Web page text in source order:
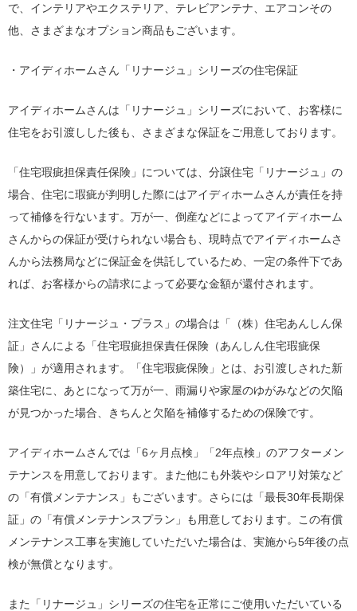
で、インテリアやエクステリア、テレビアンテナ、エアコンその
他、さまざまなオプション商品もございます。
・アイディホームさん「リナージュ」シリーズの住宅保証
アイディホームさんは「リナージュ」シリーズにおいて、お客様に
住宅をお引渡しした後も、さまざまな保証をご用意しております。
「住宅瑕疵担保責任保険」については、分譲住宅「リナージュ」の
場合、住宅に瑕疵が判明した際にはアイディホームさんが責任を持
って補修を行ないます。万が一、倒産などによってアイディホーム
さんからの保証が受けられない場合も、現時点でアイディホームさ
んから法務局などに保証金を供託しているため、一定の条件下であ
れば、お客様からの請求によって必要な金額が還付されます。
注文住宅「リナージュ・プラス」の場合は「（株）住宅あんしん保
証」さんによる「住宅瑕疵担保責任保険（あんしん住宅瑕疵保
険）」が適用されます。「住宅瑕疵保険」とは、お引渡しされた新
築住宅に、あとになって万が一、雨漏りや家屋のゆがみなどの欠陥
が見つかった場合、きちんと欠陥を補修するための保険です。
アイディホームさんでは「6ヶ月点検」「2年点検」のアフターメン
テナンスを用意しております。また他にも外装やシロアリ対策など
の「有償メンテナンス」もございます。さらには「最長30年長期保
証」の「有償メンテナンスプラン」も用意しております。この有償
メンテナンス工事を実施していただいた場合は、実施から5年後の点
検が無償となります。
また「リナージュ」シリーズの住宅を正常にご使用いただいている